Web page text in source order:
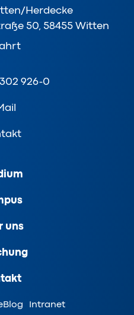
Herdecke
50, 58455 Witten
926-0
uns
Blog Intranet